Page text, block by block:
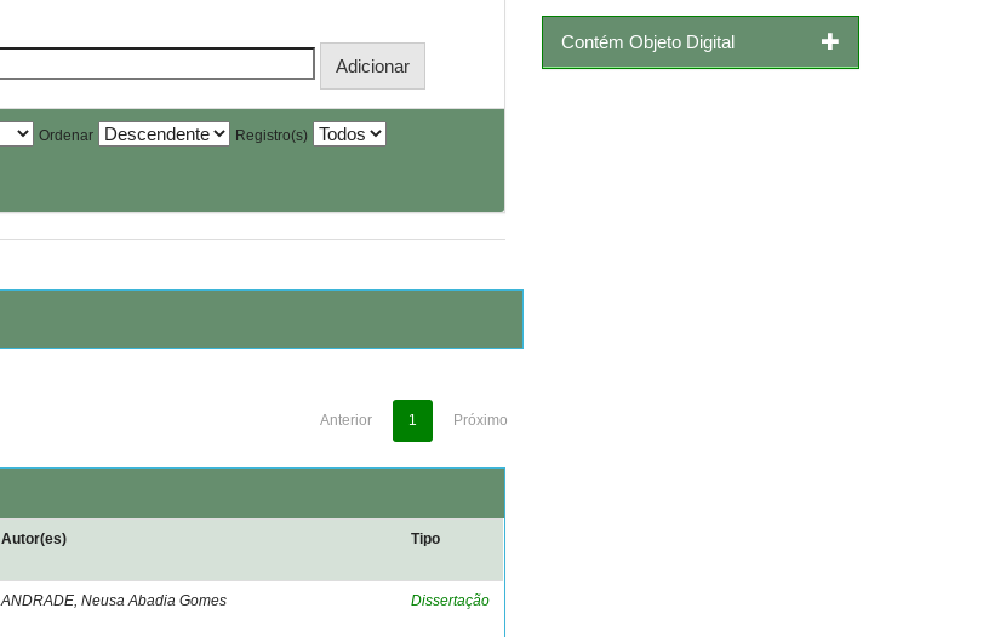
Ordenar Registro(s)
Anterior 1 Próximo
Autor(es) Tipo
ANDRADE, Neusa Abadia Gomes Dissertação
Contém Objeto Digital